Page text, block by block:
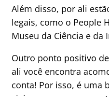
Além disso, por ali
legais, como o People
Museu da Ciência e da
Outro ponto positivo
ali você encontra
conta! Por isso, é uma